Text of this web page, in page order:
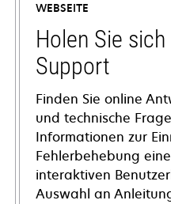
WEBSEITE
Holen Sie
Support
Finden Sie online
und technische
Informationen zur
Fehlerbehebung
interaktiven
Auswahl an